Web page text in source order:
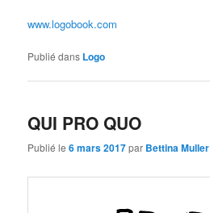
www.logobook.com
Publié dans Logo
QUI PRO QUO
Publié le6 mars 2017par Bettina Muller